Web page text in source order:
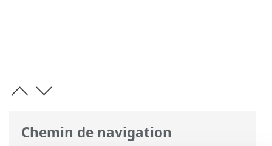
Chemin de navigation